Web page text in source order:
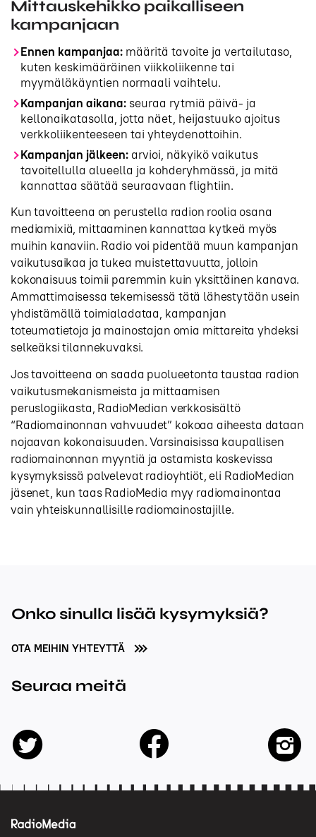
Mittauskehikko paikalliseen
kampanjaan
Ennen kampanjaa: määritä tavoite ja vertailutaso,
kuten keskimääräinen viikkoliikenne tai
myymäläkäyntien normaali vaihtelu.
Kampanjan aikana: seuraa rytmiä päivä- ja
kellonaikatasolla, jotta näet, heijastuuko ajoitus
verkkoliikenteeseen tai yhteydenottoihin.
Kampanjan jälkeen: arvioi, näkyikö vaikutus
tavoitellulla alueella ja kohderyhmässä, ja mitä
kannattaa säätää seuraavaan flightiin.
Kun tavoitteena on perustella radion roolia osana
mediamixiä, mittaaminen kannattaa kytkeä myös
muihin kanaviin. Radio voi pidentää muun kampanjan
vaikutusaikaa ja tukea muistettavuutta, jolloin
kokonaisuus toimii paremmin kuin yksittäinen kanava.
Ammattimaisessa tekemisessä tätä lähestytään usein
yhdistämällä toimialadataa, kampanjan
toteumatietoja ja mainostajan omia mittareita yhdeksi
selkeäksi tilannekuvaksi.
Jos tavoitteena on saada puolueetonta taustaa radion
vaikutusmekanismeista ja mittaamisen
peruslogiikasta, RadioMedian verkkosisältö
“Radiomainonnan vahvuudet” kokoaa aiheesta dataan
nojaavan kokonaisuuden. Varsinaisissa kaupallisen
radiomainonnan myyntiä ja ostamista koskevissa
kysymyksissä palvelevat radioyhtiöt, eli RadioMedian
jäsenet, kun taas RadioMedia myy radiomainontaa
vain yhteiskunnallisille radiomainostajille.
Onko sinulla lisää kysymyksiä?
OTA MEIHIN YHTEYTTÄ
Seuraa meitä
twitter facebook